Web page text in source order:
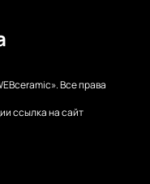
Все права
ссылка на сайт